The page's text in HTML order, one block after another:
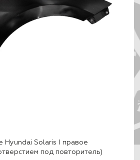
Hyundai Solaris I правое
под повторитель)